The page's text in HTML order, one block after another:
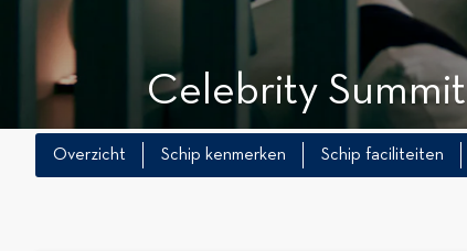
Celebrity Summit
Overzicht Schip kenmerken Schip faciliteiten